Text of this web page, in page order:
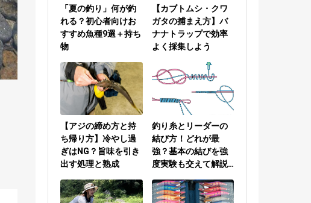
「夏の釣り」何が釣
れる？初心者向けお
すすめ魚種9選＋持ち
物
【カブトムシ・クワ
ガタの捕まえ方】バ
ナナトラップで効率
よく採集しよう
【アジの締め方と持
ち帰り方】冷やし過
ぎはNG？旨味を引き
出す処理と熟成
釣り糸とリーダーの
結び方！どれが最
強？基本の結びを強
度実験も交えて解説
ーの結び方編